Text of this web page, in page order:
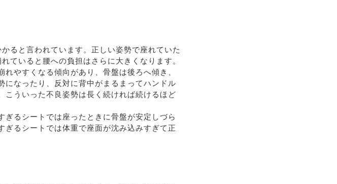
ると言われています。正しい姿勢で座れていた
ていると腰への負担はさらに大きくなります。
やすくなる傾向があり、骨盤は後ろへ傾き、
なったり、反対に背中がまるまってハンドル
ういった不良姿勢は長く続ければ続けるほど
るシートでは座ったときに骨盤が安定しづら
ぎるシートでは体重で座面が沈み込みすぎて正